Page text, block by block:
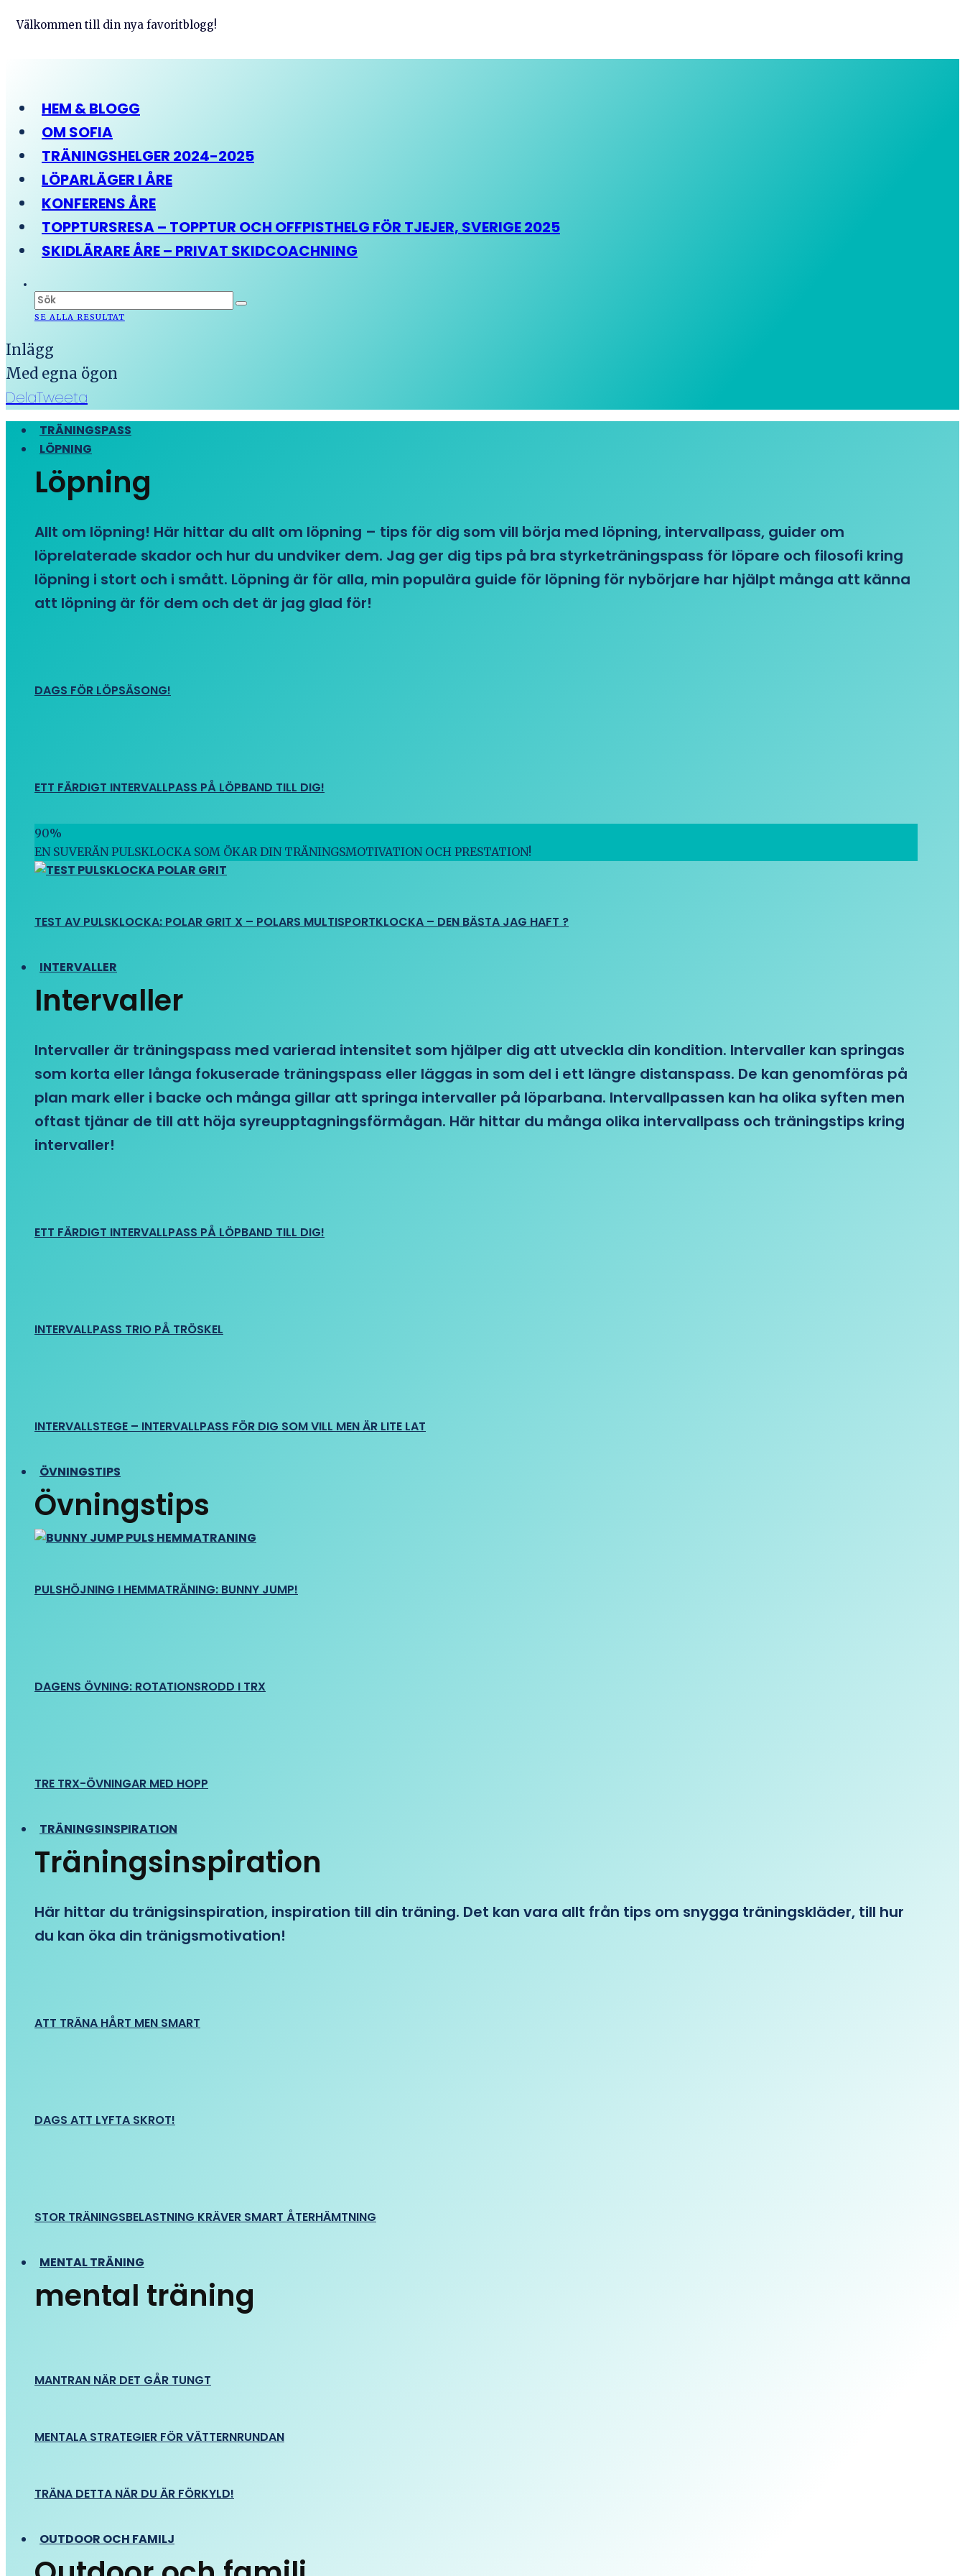
Välkommen till din nya favoritblogg!
HEM & BLOGG
OM SOFIA
TRÄNINGSHELGER 2024-2025
LÖPARLÄGER I ÅRE
KONFERENS ÅRE
TOPPTURSRESA – TOPPTUR OCH OFFPISTHELG FÖR TJEJER, SVERIGE 2025
SKIDLÄRARE ÅRE – PRIVAT SKIDCOACHNING
SE ALLA RESULTAT
Inlägg
Med egna ögon
DelaTweeta
TRÄNINGSPASS
LÖPNING
Löpning
Allt om löpning! Här hittar du allt om löpning – tips för dig som vill börja med löpning, intervallpass, guider om
löprelaterade skador och hur du undviker dem. Jag ger dig tips på bra styrketräningspass för löpare och filosofi kring
löpning i stort och i smått. Löpning är för alla, min populära guide för löpning för nybörjare har hjälpt många att känna
att löpning är för dem och det är jag glad för!
DAGS FÖR LÖPSÄSONG!
ETT FÄRDIGT INTERVALLPASS PÅ LÖPBAND TILL DIG!
90%
EN SUVERÄN PULSKLOCKA SOM ÖKAR DIN TRÄNINGSMOTIVATION OCH PRESTATION!
TEST AV PULSKLOCKA: POLAR GRIT X – POLARS MULTISPORTKLOCKA – DEN BÄSTA JAG HAFT ?
INTERVALLER
Intervaller
Intervaller är träningspass med varierad intensitet som hjälper dig att utveckla din kondition. Intervaller kan springas
som korta eller långa fokuserade träningspass eller läggas in som del i ett längre distanspass. De kan genomföras på
plan mark eller i backe och många gillar att springa intervaller på löparbana. Intervallpassen kan ha olika syften men
oftast tjänar de till att höja syreupptagningsförmågan. Här hittar du många olika intervallpass och träningstips kring
intervaller!
ETT FÄRDIGT INTERVALLPASS PÅ LÖPBAND TILL DIG!
INTERVALLPASS TRIO PÅ TRÖSKEL
INTERVALLSTEGE – INTERVALLPASS FÖR DIG SOM VILL MEN ÄR LITE LAT
ÖVNINGSTIPS
Övningstips
PULSHÖJNING I HEMMATRÄNING: BUNNY JUMP!
DAGENS ÖVNING: ROTATIONSRODD I TRX
TRE TRX-ÖVNINGAR MED HOPP
TRÄNINGSINSPIRATION
Träningsinspiration
Här hittar du tränigsinspiration, inspiration till din träning. Det kan vara allt från tips om snygga träningskläder, till hur
du kan öka din tränigsmotivation!
ATT TRÄNA HÅRT MEN SMART
DAGS ATT LYFTA SKROT!
STOR TRÄNINGSBELASTNING KRÄVER SMART ÅTERHÄMTNING
MENTAL TRÄNING
mental träning
MANTRAN NÄR DET GÅR TUNGT
MENTALA STRATEGIER FÖR VÄTTERNRUNDAN
TRÄNA DETTA NÄR DU ÄR FÖRKYLD!
OUTDOOR OCH FAMILJ